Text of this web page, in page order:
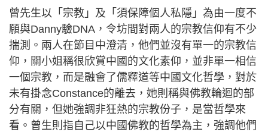
曾先生以「宗教」及「須保障個人私隱」為由一度不
願與Danny驗DNA，令坊間對兩人的宗教信仰有不少
揣測。兩人在節目中澄清，他們並沒有單一的宗教信
仰，關小姐稱很欣賞中國的文化素仰，並非單一相信
一個宗教，而是融會了儒釋道等中國文化哲學，對於
未有掛念Constance的離去，她則稱與佛教輪迴的部
分有關，但她強調非狂熱的宗教份子，是當哲學來
看。曾生則指自己以中國佛教的哲學為主，強調他們